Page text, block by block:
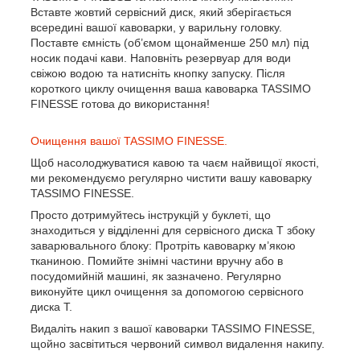
Вставте жовтий сервісний диск, який зберігається
всередині вашої кавоварки, у варильну головку.
Поставте ємність (об’ємом щонайменше 250 мл) під
носик подачі кави. Наповніть резервуар для води
свіжою водою та натисніть кнопку запуску. Після
короткого циклу очищення ваша кавоварка TASSIMO
FINESSE готова до використання!
Очищення вашої TASSIMO FINESSE.
Щоб насолоджуватися кавою та чаєм найвищої якості,
ми рекомендуємо регулярно чистити вашу кавоварку
TASSIMO FINESSE.
Просто дотримуйтесь інструкцій у буклеті, що
знаходиться у відділенні для сервісного диска T збоку
заварювального блоку: Протріть кавоварку м’якою
тканиною. Помийте знімні частини вручну або в
посудомийній машині, як зазначено. Регулярно
виконуйте цикл очищення за допомогою сервісного
диска T.
Видаліть накип з вашої кавоварки TASSIMO FINESSE,
щойно засвітиться червоний символ видалення накипу.